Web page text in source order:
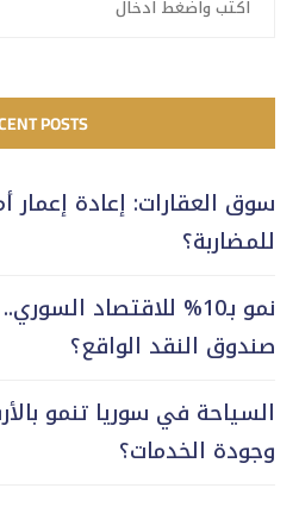
POSTS
سوق العقارات: إعادة إعمار
للمضاربة؟
نمو بـ10% للاقتصاد
صندوق النقد الواقع؟
السياحة في سوريا تنمو
وجودة الخدمات؟